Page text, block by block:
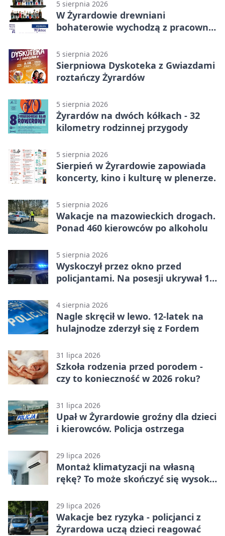
5 sierpnia 2026
W Żyrardowie drewniani
bohaterowie wychodzą z pracowni
5 sierpnia 2026
Sierpniowa Dyskoteka z Gwiazdami
roztańczy Żyrardów
5 sierpnia 2026
Żyrardów na dwóch kółkach - 32
kilometry rodzinnej przygody
5 sierpnia 2026
Sierpień w Żyrardowie zapowiada
koncerty, kino i kulturę w plenerze.
5 sierpnia 2026
Wakacje na mazowieckich drogach.
Ponad 460 kierowców po alkoholu
5 sierpnia 2026
Wyskoczył przez okno przed
policjantami. Na posesji ukrywał 12
4 sierpnia 2026
Nagle skręcił w lewo. 12-latek na
hulajnodze zderzył się z Fordem
31 lipca 2026
Szkoła rodzenia przed porodem -
czy to konieczność w 2026 roku?
31 lipca 2026
Upał w Żyrardowie groźny dla dzieci
i kierowców. Policja ostrzega
29 lipca 2026
Montaż klimatyzacji na własną
rękę? To może skończyć się wysoką
29 lipca 2026
Wakacje bez ryzyka - policjanci z
Żyrardowa uczą dzieci reagować